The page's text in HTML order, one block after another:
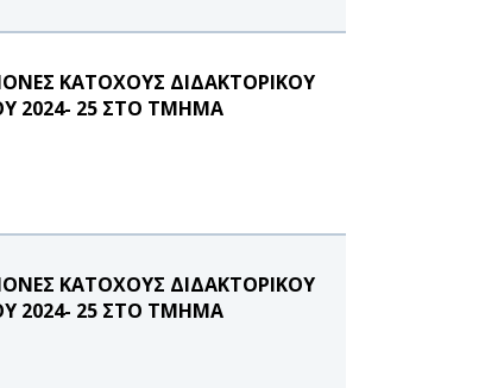
ΚΑΤΟΧΟΥΣ ΔΙΔΑΚΤΟΡΙΚΟΥ
2024- 25 ΣΤΟ ΤΜΗΜΑ
ΚΑΤΟΧΟΥΣ ΔΙΔΑΚΤΟΡΙΚΟΥ
2024- 25 ΣΤΟ ΤΜΗΜΑ